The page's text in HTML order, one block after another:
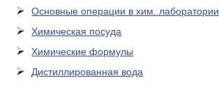
Основные операции в хим. лаборатории
Химическая посуда
Химические формулы
Дистиллированная вода